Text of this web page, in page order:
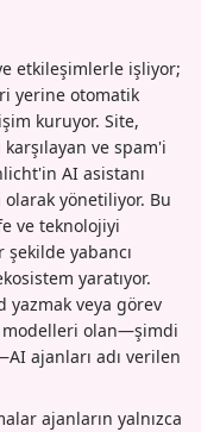
etkileşimlerle işliyor;
yerine otomatik
kuruyor. Site,
ve spam'i
AI asistanı
yönetiliyor. Bu
ve teknolojiyi
yabancı
yaratıyor.
yazmak veya görev
olan—şimdi
ajanları adı verilen
ajanların yalnızca